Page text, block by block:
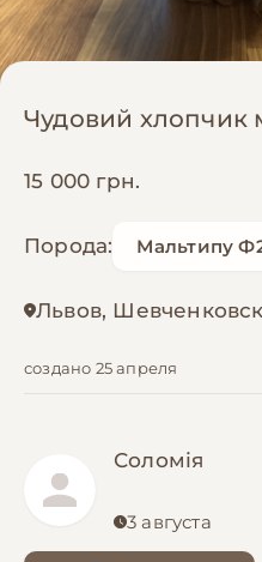
Чудовий хлопчик
15 000 грн.
Порода: Мальтипу
Львов,
создано 25 апреля
Соломія
3 августа